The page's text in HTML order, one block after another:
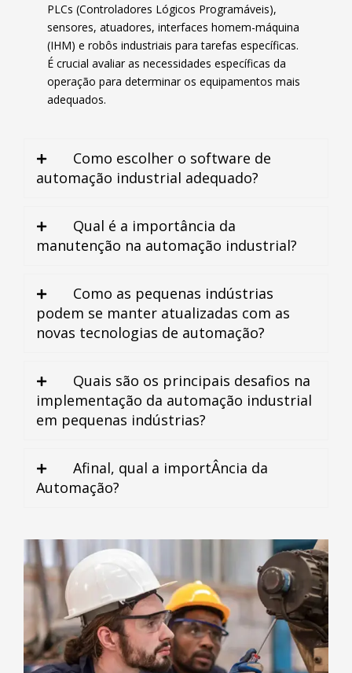
PLCs (Controladores Lógicos Programáveis),
sensores, atuadores, interfaces homem-máquina
(IHM) e robôs industriais para tarefas específicas.
É crucial avaliar as necessidades específicas da
operação para determinar os equipamentos mais
adequados.
Como escolher o software de
automação industrial adequado?
Qual é a importância da
manutenção na automação industrial?
Como as pequenas indústrias
podem se manter atualizadas com as
novas tecnologias de automação?
Quais são os principais desafios na
implementação da automação industrial
em pequenas indústrias?
Afinal, qual a importÂncia da
Automação?